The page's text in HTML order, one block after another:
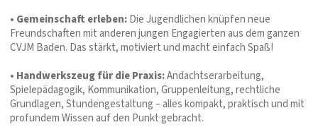
• Gemeinschaft erleben:Die Jugendlichen knüpfen neue
Freundschaften mit anderen jungen Engagierten aus dem ganzen
CVJM Baden. Das stärkt, motiviert und macht einfach Spaß!
• Handwerkszeug für die Praxis:Andachtserarbeitung,
Spielepädagogik, Kommunikation, Gruppenleitung, rechtliche
Grundlagen, Stundengestaltung – alles kompakt, praktisch und mit
profundem Wissen auf den Punkt gebracht.